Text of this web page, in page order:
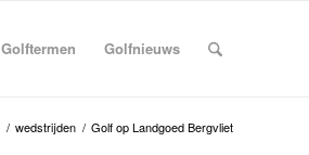
Golftermen Golfnieuws
/ wedstrijden / Golf op Landgoed Bergvliet